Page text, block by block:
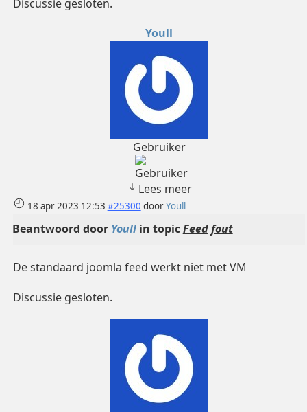
Discussie gesloten.
Youll
Gebruiker
Lees meer
18 apr 2023 12:53 #25300 doorYoull
Beantwoord door Youllin topicFeed fout
De standaard joomla feed werkt niet met VM
Discussie gesloten.